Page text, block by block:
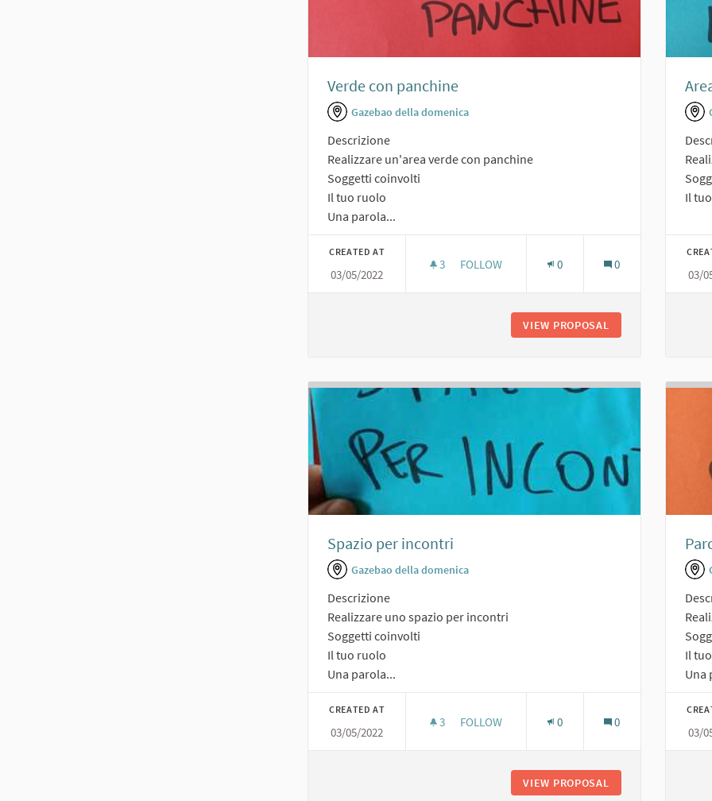
Verde con panchine
Gazebao della domenica
Descrizione
Realizzare un'area verde con panchine
Soggetti coinvolti
Il tuo ruolo
Una parola...
CREATED AT
03/05/2022
3 3 FOLLOWERS
FOLLOW 0 0
VIEW PROPOSAL
Il
03/
Spazio per incontri
Gazebao della domenica
Descrizione
Realizzare uno spazio per incontri
Soggetti coinvolti
Il tuo ruolo
Una parola...
CREATED AT
03/05/2022
3 3 FOLLOWERS
FOLLOW 0 0
VIEW PROPOSAL
Il
Una
03/